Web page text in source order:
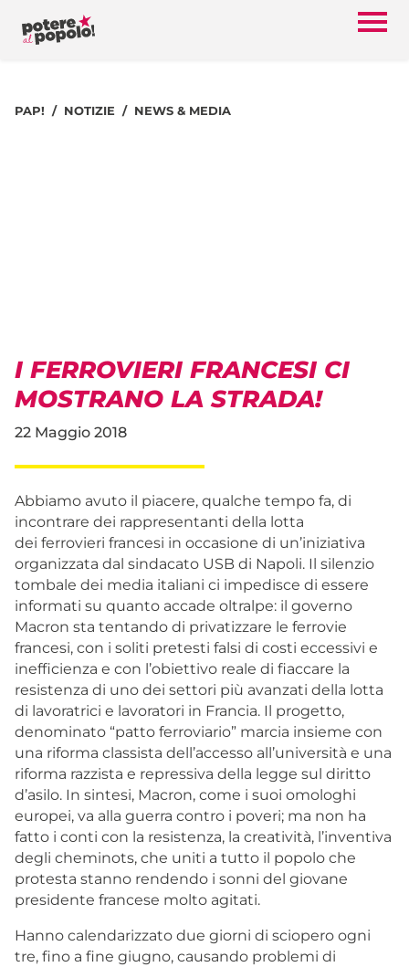
PAP! NOTIZIE NEWS & MEDIA
I FERROVIERI FRANCESI CI
MOSTRANO LA STRADA!
22 Maggio 2018
Abbiamo avuto il piacere, qualche tempo fa, di
incontrare dei rappresentanti della lotta
dei ferrovieri francesi in occasione di un’iniziativa
organizzata dal sindacato USB di Napoli. Il silenzio
tombale dei media italiani ci impedisce di essere
informati su quanto accade oltralpe: il governo
Macron sta tentando di privatizzare le ferrovie
francesi, con i soliti pretesti falsi di costi eccessivi e
inefficienza e con l’obiettivo reale di fiaccare la
resistenza di uno dei settori più avanzati della lotta
di lavoratrici e lavoratori in Francia. Il progetto,
denominato “patto ferroviario” marcia insieme con
una riforma classista dell’accesso all’università e una
riforma razzista e repressiva della legge sul diritto
d’asilo. In sintesi, Macron, come i suoi omologhi
europei, va alla guerra contro i poveri; ma non ha
fatto i conti con la resistenza, la creatività, l’inventiva
degli cheminots, che uniti a tutto il popolo che
protesta stanno rendendo i sonni del giovane
presidente francese molto agitati.
Hanno calendarizzato due giorni di sciopero ogni
tre, fino a fine giugno, causando problemi di